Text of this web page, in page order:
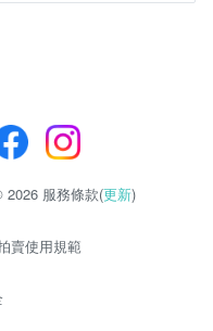
2026 服務條款(更新)
賣使用規範